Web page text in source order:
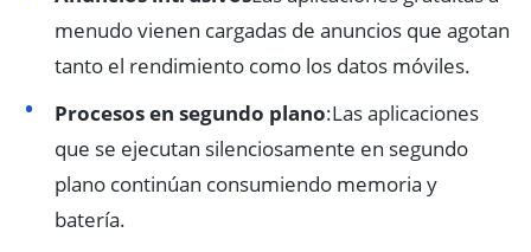
menudo vienen cargadas de anuncios que agotan
tanto el rendimiento como los datos móviles.
Procesos en segundo plano:Las aplicaciones
que se ejecutan silenciosamente en segundo
plano continúan consumiendo memoria y
batería.